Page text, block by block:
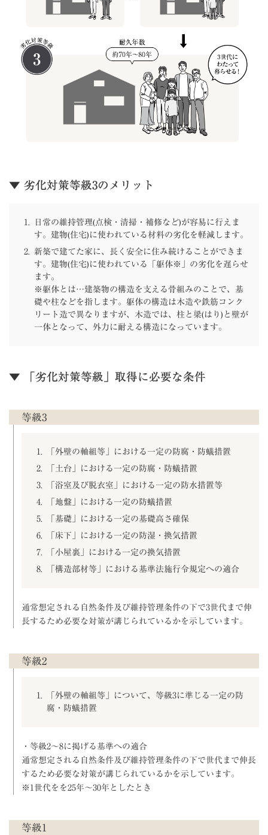
▼ 劣化対策等級3のメリット
日常の維持管理(点検・清掃・補修など)が容易に行えま
す。建物(住宅)に使われている材料の劣化を軽減します。
新築で建てた家に、長く安全に住み続けることができま
す。建物(住宅)に使われている「躯体※」の劣化を遅らせ
ます。
※躯体とは…建築物の構造を支える骨組みのことで、基
礎や柱などを指します。躯体の構造は木造や鉄筋コンク
リート造で異なりますが、木造では、柱と梁(はり)と壁が
一体となって、外力に耐える構造になっています。
▼ 「劣化対策等級」取得に必要な条件
等級3
「外壁の軸組等」における一定の防腐・防蟻措置
「土台」における一定の防腐・防蟻措置
「浴室及び脱衣室」における一定の防水措置等
「地盤」における一定の防蟻措置
「基礎」における一定の基礎高さ確保
「床下」における一定の防湿・換気措置
「小屋裏」における一定の換気措置
「構造部材等」における基準法施行令規定への適合
通常想定される自然条件及び維持管理条件の下で3世代まで伸
長するため必要な対策が講じられているかを示しています。
等級2
「外壁の軸組等」について、等級3に準じる一定の防
腐・防蟻措置
・等級2～8に掲げる基準への適合
通常想定される自然条件及び維持管理条件の下で世代まで伸長
するため必要な対策が講じられているかを示しています。
※1世代をを25年～30年としたとき
等級1